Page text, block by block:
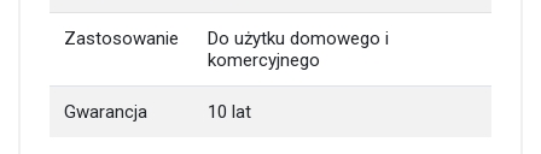
Zastosowanie
Do użytku domowego i
komercyjnego
Gwarancja 10 lat